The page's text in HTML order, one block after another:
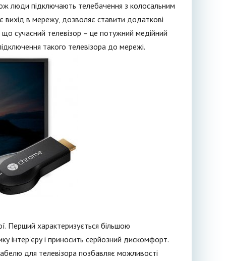
люди підключають телебачення з колосальним
вихід в мережу, дозволяє ставити додаткові
що сучасний телевізор – це потужний медійний
такого телевізора до мережі.
Перший характеризується більшою
інтер'єру і приносить серйозний дискомфорт.
для телевізора позбавляє можливості